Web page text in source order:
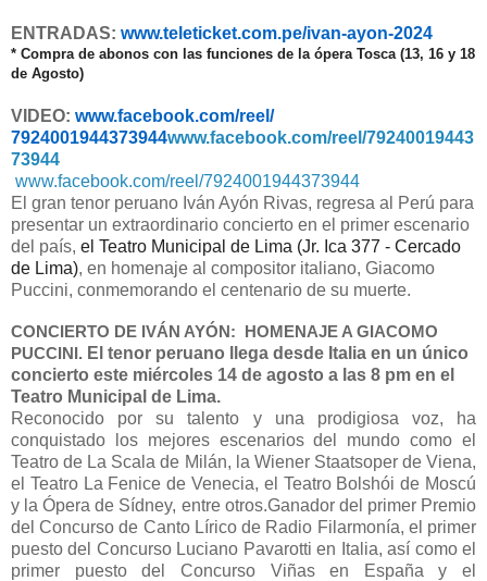
ENTRADAS: www.teleticket.com.pe/ivan-ayon-2024
* Compra de abonos con las funciones de la ópera Tosca (13, 16 y 18
de Agosto)
VIDEO: www.facebook.com/reel/
7924001944373944www.facebook.com/reel/79240019443
73944
www.facebook.com/reel/7924001944373944
El gran tenor peruano Iván Ayón Rivas, regresa al Perú para
presentar un extraordinario concierto en el primer escenario
del país, el Teatro Municipal de Lima (Jr. Ica 377 - Cercado
de Lima), en homenaje al compositor italiano, Giacomo
Puccini, conmemorando el centenario de su muerte.
CONCIERTO DE IVÁN AYÓN: HOMENAJE A GIACOMO
PUCCINI. El tenor peruano llega desde Italia en un único
concierto este miércoles 14 de agosto a las 8 pm en el
Teatro Municipal de Lima.
Reconocido por su talento y una prodigiosa voz, ha
conquistado los mejores escenarios del mundo como el
Teatro de La Scala de Milán, la Wiener Staatsoper de Viena,
el Teatro La Fenice de Venecia, el Teatro Bolshói de Moscú
y la Ópera de Sídney, entre otros.Ganador del primer Premio
del Concurso de Canto Lírico de Radio Filarmonía, el primer
puesto del Concurso Luciano Pavarotti en Italia, así como el
primer puesto del Concurso Viñas en España y el